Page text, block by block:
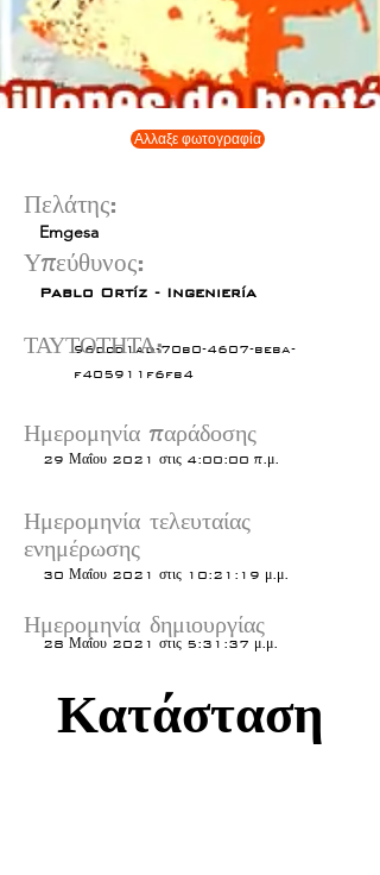
Αλλαξε φωτογραφία
Emgesa
Πελάτης:
Υπεύθυνος:
Pablo Ortíz - Ingeniería
96dcd1ad-70b0-4607-beba-
f405911f6fb4
ΤΑΥΤΟΤΗΤΑ:
Ημερομηνία παράδοσης
29 Μαΐου 2021 στις 4:00:00 π.μ.
Ημερομηνία τελευταίας
ενημέρωσης
30 Μαΐου 2021 στις 10:21:19 μ.μ.
28 Μαΐου 2021 στις 5:31:37 μ.μ.
Ημερομηνία δημιουργίας
Κατάσταση